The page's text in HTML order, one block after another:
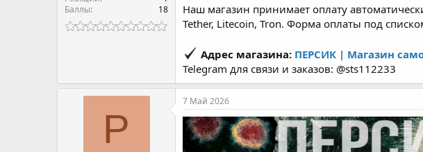
Баллы
18
Наш магазин принимает оплату
Tether, Litecoin, Tron. Форма оплаты под
Адрес магазина: ПЕРСИК | Магазин
Telegram для связи и заказов: @sts112233
P
7 Май 2026